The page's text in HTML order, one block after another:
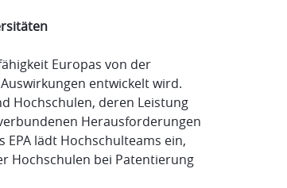
Europas von der
entwickelt wird.
Hochschulen, deren Leistung
Herausforderungen
lädt Hochschulteams ein,
Hochschulen bei Patentierung